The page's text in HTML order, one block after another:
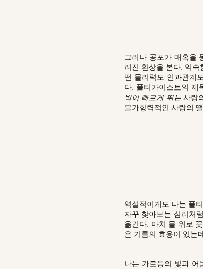
그러나 공포가 매혹을
려진 환상을 본다. 익
떤 물리력도 인과관계
다. 폴터가이스트의 제
박이 빠르게 뛰는사랑
불가항력적인 사랑의
역설적이게도 나는 폴
자꾸 찾아보는 심리처
옮긴다. 마치 물 위로
은 기름의 효용이 있는
나는 가로등의 빛과 어